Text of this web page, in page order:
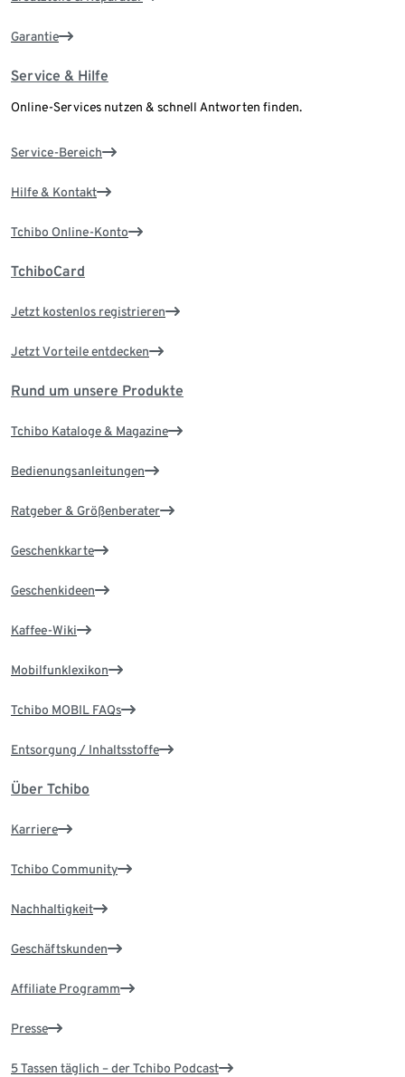
Garantie
Service & Hilfe
Online-Services nutzen & schnell Antworten finden.
Service-Bereich
Hilfe & Kontakt
Tchibo Online-Konto
TchiboCard
Jetzt kostenlos registrieren
Jetzt Vorteile entdecken
Rund um unsere Produkte
Tchibo Kataloge & Magazine
Bedienungsanleitungen
Ratgeber & Größenberater
Geschenkkarte
Geschenkideen
Kaffee-Wiki
Mobilfunklexikon
Tchibo MOBIL FAQs
Entsorgung / Inhaltsstoffe
Über Tchibo
Karriere
Tchibo Community
Nachhaltigkeit
Geschäftskunden
Affiliate Programm
Presse
5 Tassen täglich – der Tchibo Podcast